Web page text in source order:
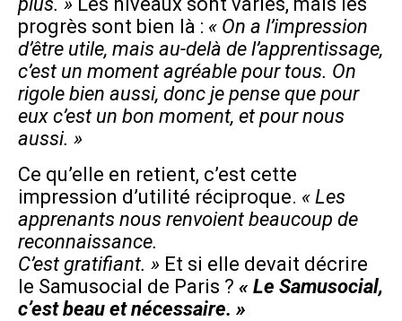
progrès sont bien là : « On a l’impression
d’être utile, mais au-delà de l’apprentissage,
c’est un moment agréable pour tous. On
rigole bien aussi, donc je pense que pour
eux c’est un bon moment, et pour nous
aussi. »
Ce qu’elle en retient, c’est cette
impression d’utilité réciproque. « Les
apprenants nous renvoient beaucoup de
reconnaissance.
C’est gratifiant. » Et si elle devait décrire
le Samusocial de Paris ? « Le Samusocial,
c’est beau et nécessaire. »